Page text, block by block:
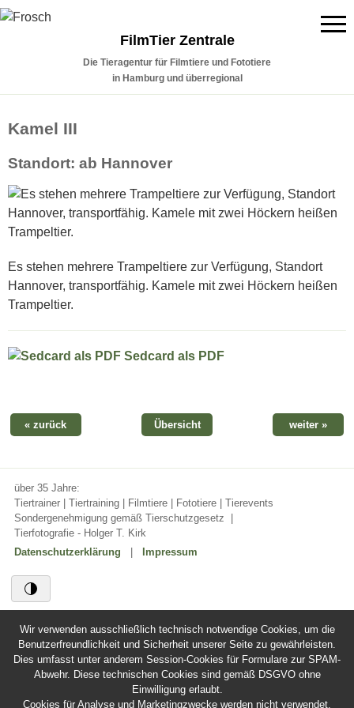
FilmTier Zentrale
Die Tieragentur für Filmtiere und Fototiere
in Hamburg und überregional
Kamel III
Standort: ab Hannover
Es stehen mehrere Trampeltiere zur Verfügung, Standort
Hannover, transportfähig. Kamele mit zwei Höckern heißen
Trampeltier.
Sedcard als PDF
« zurück weiter »
Übersicht
über 35 Jahre:
Tiertrainer | Tiertraining | Filmtiere | Fototiere | Tierevents
Sondergenehmigung gemäß Tierschutzgesetz
Tierfotografie - Holger T. Kirk
Datenschutzerklärung
Impressum
Wir verwenden ausschließlich technisch notwendige Cookies, um die
Benutzerfreundlichkeit und Sicherheit unserer Seite zu gewährleisten.
Dies umfasst unter anderem Session-Cookies für Formulare zur SPAM-
Abwehr. Diese technischen Cookies sind gemäß DSGVO ohne
Einwilligung erlaubt.
Cookies für Analyse und Marketingzwecke werden nicht verwendet.